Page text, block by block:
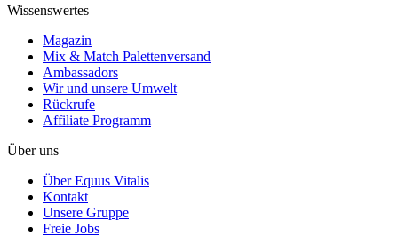
Wissenswertes
Magazin
Mix & Match Palettenversand
Ambassadors
Wir und unsere Umwelt
Rückrufe
Affiliate Programm
Über uns
Über Equus Vitalis
Kontakt
Unsere Gruppe
Freie Jobs